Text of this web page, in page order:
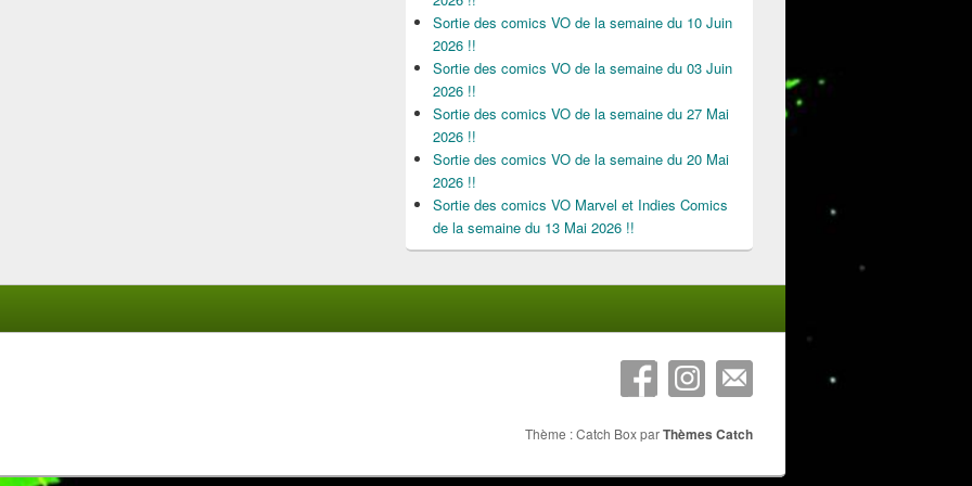
Sortie des comics VO de la semaine du 10 Juin
2026 !!
Sortie des comics VO de la semaine du 03 Juin
2026 !!
Sortie des comics VO de la semaine du 27 Mai
2026 !!
Sortie des comics VO de la semaine du 20 Mai
2026 !!
Sortie des comics VO Marvel et Indies Comics
de la semaine du 13 Mai 2026 !!
Thème : Catch Box parThèmes Catch